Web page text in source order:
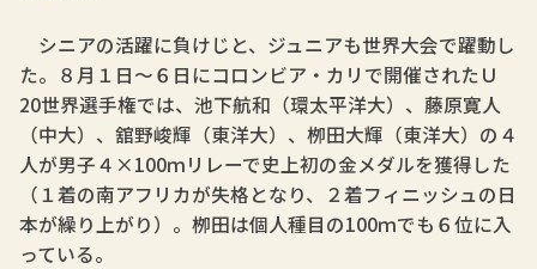
シニアの活躍に負けじと、ジュニアも世界大会で躍動し
た。８月１日～６日にコロンビア・カリで開催されたＵ
20世界選手権では、池下航和（環太平洋大）、藤原寛人
（中大）、舘野峻輝（東洋大）、栁田大輝（東洋大）の４
人が男子４×100ｍリレーで史上初の金メダルを獲得した
（１着の南アフリカが失格となり、２着フィニッシュの日
本が繰り上がり）。栁田は個人種目の100ｍでも６位に入
っている。